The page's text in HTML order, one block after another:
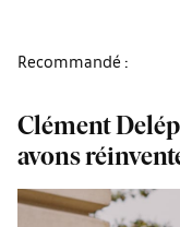
Recommandé :
Clément
avons